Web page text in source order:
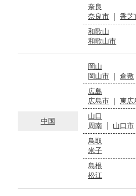
奈良
奈良市
香芝
和歌山
和歌山市
中国
岡山
岡山市
倉敷
広島
広島市
東広
山口
周南
山口市
鳥取
米子
島根
松江